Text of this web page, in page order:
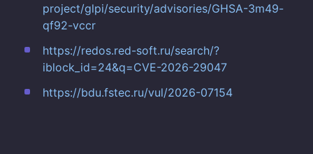
project/glpi/security/advisories/GHSA-3m49-
qf92-vccr
https://redos.red-soft.ru/search/?
iblock_id=24&q=CVE-2026-29047
https://bdu.fstec.ru/vul/2026-07154